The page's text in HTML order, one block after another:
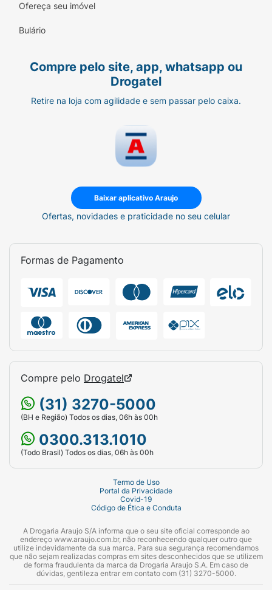
Ofereça seu imóvel
Bulário
Compre pelo site, app, whatsapp ou
Drogatel
Retire na loja com agilidade e sem passar pelo caixa.
Baixar aplicativo Araujo
Ofertas, novidades e praticidade no seu celular
Formas de Pagamento
Compre pelo Drogatel
(31) 3270-5000
(BH e Região) Todos os dias, 06h às 00h
0300.313.1010
(Todo Brasil) Todos os dias, 06h às 00h
Termo de Uso
Portal da Privacidade
Covid-19
Código de Ética e Conduta
A Drogaria Araujo S/A informa que o seu site oficial corresponde ao
endereço www.araujo.com.br, não reconhecendo qualquer outro que
utilize indevidamente da sua marca. Para sua segurança recomendamos
que não sejam realizadas compras em sites desconhecidos que se utilizem
de forma fraudulenta da marca da Drogaria Araujo S.A. Em caso de
dúvidas, gentileza entrar em contato com (31) 3270-5000.